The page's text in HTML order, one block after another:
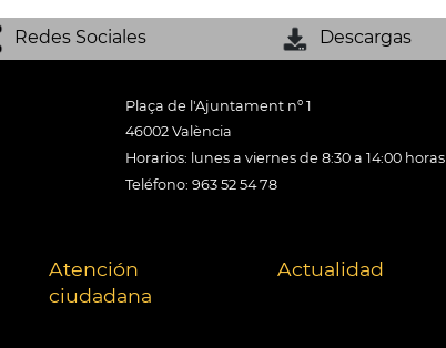
Redes Sociales Descargas
Plaça de l'Ajuntament nº 1
46002 València
Horarios: lunes a viernes de 8:30 a 14:00 horas
Teléfono: 963 52 54 78
Atención
ciudadana
Actualidad